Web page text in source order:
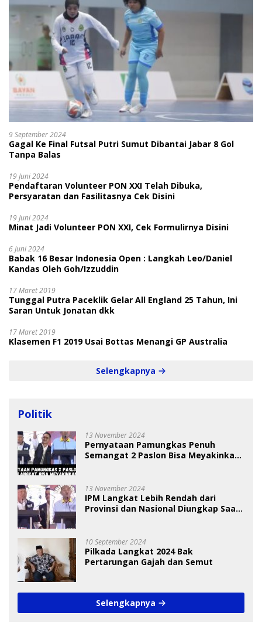
9 September 2024
Gagal Ke Final Futsal Putri Sumut Dibantai Jabar 8 Gol
Tanpa Balas
19 Juni 2024
Pendaftaran Volunteer PON XXI Telah Dibuka,
Persyaratan dan Fasilitasnya Cek Disini
19 Juni 2024
Minat Jadi Volunteer PON XXI, Cek Formulirnya Disini
6 Juni 2024
Babak 16 Besar Indonesia Open : Langkah Leo/Daniel
Kandas Oleh Goh/Izzuddin
17 Maret 2019
Tunggal Putra Paceklik Gelar All England 25 Tahun, Ini
Saran Untuk Jonatan dkk
17 Maret 2019
Klasemen F1 2019 Usai Bottas Menangi GP Australia
Selengkapnya
Politik
13 November 2024
Pernyataan Pamungkas Penuh
Semangat 2 Paslon Bisa Meyakinkan
13 November 2024
IPM Langkat Lebih Rendah dari
Provinsi dan Nasional Diungkap Saat
10 September 2024
Pilkada Langkat 2024 Bak
Pertarungan Gajah dan Semut
Selengkapnya